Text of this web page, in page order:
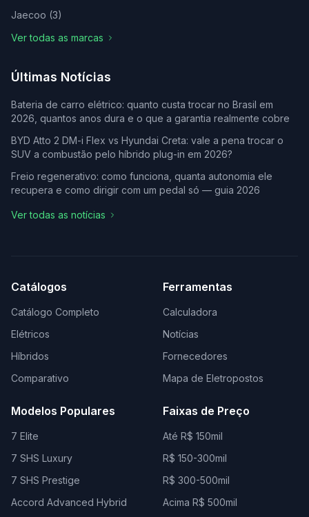
Jaecoo (3)
Ver todas as marcas
Últimas Notícias
Bateria de carro elétrico: quanto custa trocar no Brasil em
2026, quantos anos dura e o que a garantia realmente cobre
BYD Atto 2 DM-i Flex vs Hyundai Creta: vale a pena trocar o
SUV a combustão pelo híbrido plug-in em 2026?
Freio regenerativo: como funciona, quanta autonomia ele
recupera e como dirigir com um pedal só — guia 2026
Ver todas as notícias
Catálogos
Catálogo Completo
Elétricos
Híbridos
Comparativo
Ferramentas
Calculadora
Notícias
Fornecedores
Mapa de Eletropostos
Modelos Populares
7 Elite
7 SHS Luxury
7 SHS Prestige
Accord Advanced Hybrid
Faixas de Preço
Até R$ 150mil
R$ 150-300mil
R$ 300-500mil
Acima R$ 500mil